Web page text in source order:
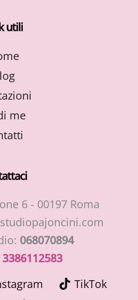
utili
me
6 - 00197 Roma
068070894
3386112583
TikTok